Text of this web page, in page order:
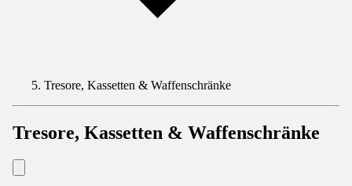
Tresore, Kassetten & Waffenschränke
Tresore, Kassetten & Waffenschränke